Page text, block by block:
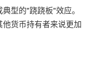
型的"跷跷板"效应。
货币持有者来说更加